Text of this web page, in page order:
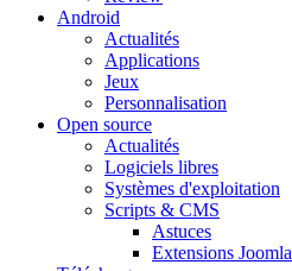
Android
Actualités
Applications
Jeux
Personnalisation
Open source
Actualités
Logiciels libres
Systèmes d'exploitation
Scripts & CMS
Astuces
Extensions Joomla